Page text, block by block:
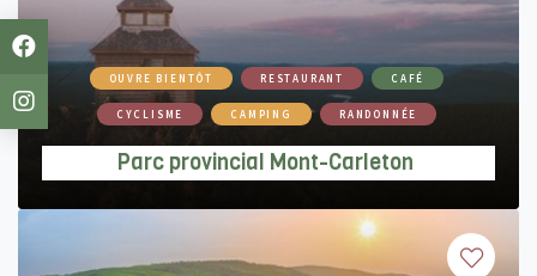
Parc provincial Mont-Carleton
OUVRE BIENTÔT RESTAURANT CAFÉ
CYCLISME CAMPING RANDONNÉE
Parc provincial Mont-Carleton